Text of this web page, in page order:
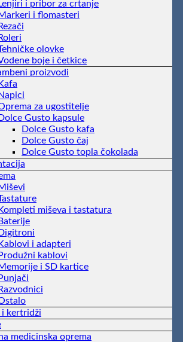
Lenjiri i pribor za crtanje
i flomasteri
Rezači
Roleri
olovke
boje i četkice
proizvodi
Kafa
za ugostitelje
Dolce Gusto kapsule
Dolce Gusto kafa
Dolce Gusto čaj
Dolce Gusto topla čokolada
Kompleti miševa i tastatura
Baterije
Digitroni
Kablovi i adapteri
Produžni kablovi
i SD kartice
Punjači
Razvodnici
i kertridži
medicinska oprema